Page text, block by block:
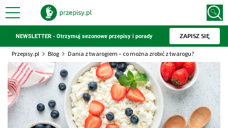
NEWSLETTER - Otrzymuj sezonowe przepisy i porady ZAPISZ SIĘ
Przepisy.pl Blog Dania z twarogiem – co można zrobić z twarogu?